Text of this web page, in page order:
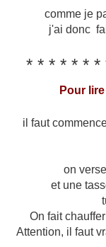
comme je
j'ai donc
* * * * * * *
Pour
il faut
on
et une
On fait
Attention, il faut